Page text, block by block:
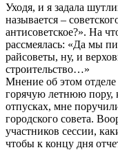
Уходя, и я задала
называется –
антисоветское?». На
рассмеялась: «Да мы
райсоветы, ну, и
строительство…»
Мнение об этом
горячую летнюю пору,
отпусках, мне
городского совета.
участников сессии,
чтобы к концу дня